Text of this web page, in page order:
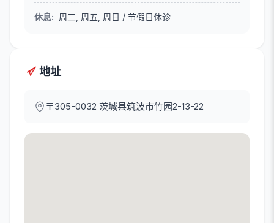
休息: 周二, 周五, 周日 / 节假日休诊
地址
〒305-0032 茨城县筑波市竹园2-13-22